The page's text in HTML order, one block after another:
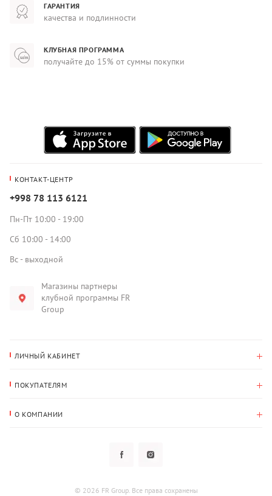
ГАРАНТИЯ
качества и подлинности
КЛУБНАЯ ПРОГРАММА
получайте до 15% от суммы покупки
КОНТАКТ-ЦЕНТР
+998 78 113 6121
Пн-Пт 10:00 - 19:00
Сб 10:00 - 14:00
Вс - выходной
Магазины партнеры
клубной программы FR
Group
ЛИЧНЫЙ КАБИНЕТ
Адрес для доставки
ПОКУПАТЕЛЯМ
О КОМПАНИИ
Политика конфиденциальности
© 2026 FR Group. Все права сохранены